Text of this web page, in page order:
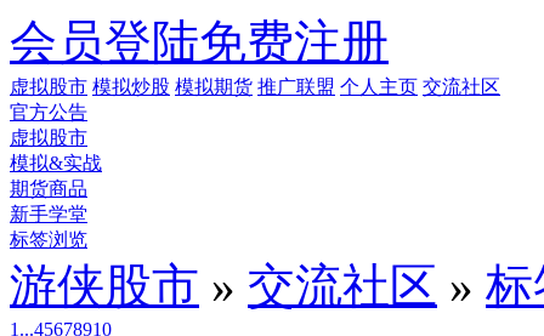
会员登陆免费注册
虚拟股市 模拟炒股 模拟期货 推广联盟 个人主页 交流社区
官方公告
虚拟股市
模拟&实战
期货商品
新手学堂
标签浏览
游侠股市 » 交流社区 » 标
1...45678910